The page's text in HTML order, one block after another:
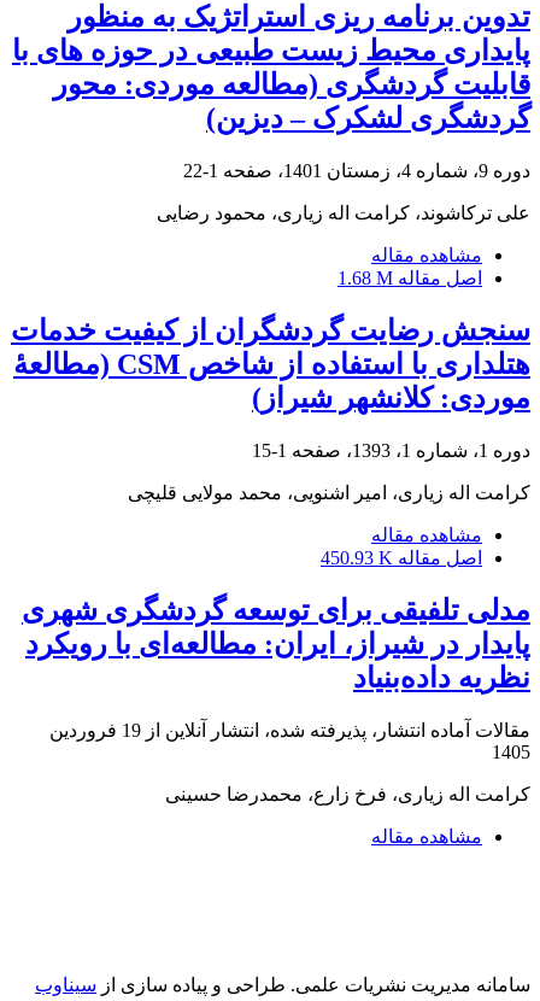
تدوین برنامه ریزی استراتژیک به منظور
پایداری محیط زیست طبیعی در حوزه های با
قابلیت گردشگری (مطالعه موردی: محور
گردشگری لشکرک – دیزین)
دوره 9، شماره 4، زمستان 1401، صفحه 1-22
علی ترکاشوند، کرامت اله زیاری، محمود رضایی
مشاهده مقاله
اصل مقاله 1.68 M
سنجش رضایت گردشگران از کیفیت خدمات
هتلداری با استفاده از شاخص CSM (مطالعۀ
موردی: کلانشهر شیراز)
دوره 1، شماره 1، 1393، صفحه 1-15
کرامت اله زیاری، امیر اشنویی، محمد مولایی قلیچی
مشاهده مقاله
اصل مقاله 450.93 K
مدلی تلفیقی برای توسعه گردشگری شهری
پایدار در شیراز، ایران: مطالعه‌ای با رویکرد
نظریه داده‌بنیاد
مقالات آماده انتشار، پذیرفته شده، انتشار آنلاین از
19 فروردین
1405
کرامت اله زیاری، فرخ زارع، محمدرضا حسینی
مشاهده مقاله
سامانه مدیریت نشریات علمی. طراحی و پیاده سازی از سیناوب